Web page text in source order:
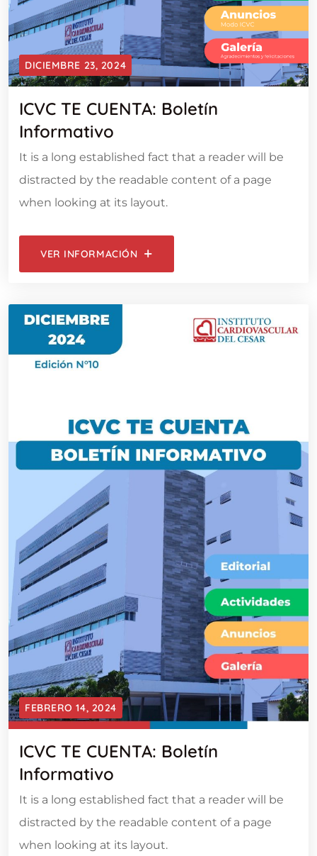
DICIEMBRE 23, 2024
ICVC TE CUENTA: Boletín
Informativo
It is a long established fact that a reader will be
distracted by the readable content of a page
when looking at its layout.
VER INFORMACIÓN
FEBRERO 14, 2024
ICVC TE CUENTA: Boletín
Informativo
It is a long established fact that a reader will be
distracted by the readable content of a page
when looking at its layout.